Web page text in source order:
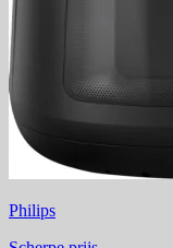
Philips